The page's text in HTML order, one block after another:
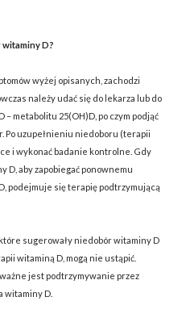
D?
wyżej opisanych, zachodzi
należy udać się do lekarza lub do
– metabolitu 25(OH)D, po czym podjąć
uzupełnieniu niedoboru (terapii
i wykonać badanie kontrolne. Gdy
D, aby zapobiegać ponownemu
podejmuje się terapię podtrzymującą
sugerowały niedobór witaminy D
witaminą D, mogą nie ustąpić.
jest podtrzymywanie przez
witaminy D.